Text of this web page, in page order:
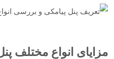
مزایای انواع مختلف